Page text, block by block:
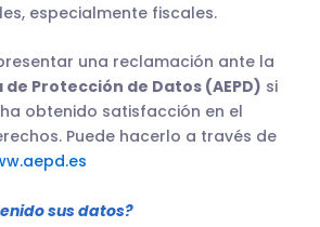
especialmente fiscales.
una reclamación ante la
Protección de Datos (AEPD) si
obtenido satisfacción en el
Puede hacerlo a través de
sus datos?